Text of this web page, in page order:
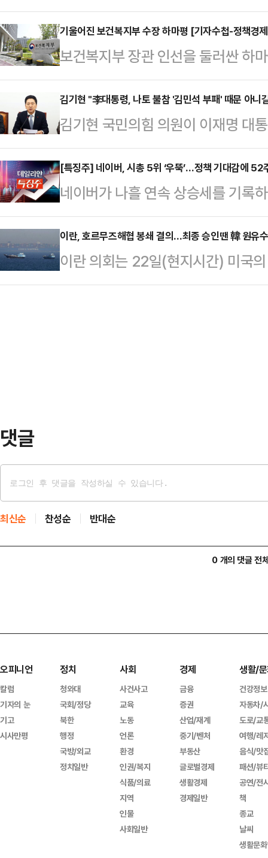
분명해야 정상일 텐데, 정답이 있는
니다. 어쩌면 불길하다고 해야 할지
아니다. 대한민국의 총리라는 자리
는 않아야 할 벼슬이다. 얼굴마담
박찬대도 아니다. 그들은 이재명의
위해 물불 안 가리고 뛴 주구(走狗)
들과 비슷하다.…
기울어진 보건복지부 수장 하마평 [기자수첩-정책경
보건복지부 장관 인선을 둘러싼 하
수가 의료계 출신이다.정은경 전 질
청희 더불어민주당 보건의료특별
의원, 전현희 민주당 최고위원 등
접한 이력을 가진 인물들이 이름을
정부와 의료계의 관계는 여전히 얼
통해 일정한 메시지를 주려는 흐름
필요하다는 판단도 있을 것…
김기현 "李대통령, 나토 불참 '김민석 부패' 때문 아
김기현 국민의힘 의원이 이재명 대
정상회의 불참 결정에 대해 "혹시라
무총리 후보자의 '파파돈(파도 파도
의 때문은 아닐 것이라 믿고 싶다"
에 "이 대통령이 애초 나토 정상회
국의 이란 핵시설 공습 이후 뜻을
나라의 국익을 최우선에 둔 냉철한
의원은 "이번 …
[특징주] 네이버, 시총 5위 ‘우뚝’…정책 기대감에 52
네이버가 나흘 연속 상승세를 기록
일 한국거래소에 따르면 이날 오전
2.97%(8000원) 오른 27만7500
까지 치솟으며 52주 신고가를 경
및 스테이블 코인 모멘텀 등에 힘입
이란, 호르무즈해협 봉쇄 결의…최종 승인땐 韓 원유
이란 의회는 22일(현지시간) 미국
호르무즈 해협 봉쇄를 의결했다. 중
댓글
최신순 찬성순 반대순
0 개의 댓글 전
오피니언
칼럼
기자의 눈
기고
시사만평
정치
청와대
국회/정당
북한
행정
국방/외교
정치일반
사회
사건사고
교육
노동
언론
환경
인권/복지
식품/의료
지역
인물
사회일반
경제
금융
증권
산업/재계
중기/벤처
부동산
글로벌경제
생활경제
경제일반
생활/
건강정보
자동차/
도로/교
여행/레
음식/맛
패션/뷰
공연/전
책
종교
날씨
생활문